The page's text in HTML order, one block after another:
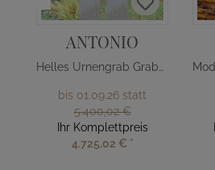
ANTONIO
Helles Urnengrab Grabmal mit Kreuz
bis 01.09.26 statt
5.400,02 €
Ihr Komplettpreis
4.725,02 € *